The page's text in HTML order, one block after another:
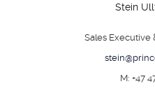
Stein
Sales Executive
M: +47